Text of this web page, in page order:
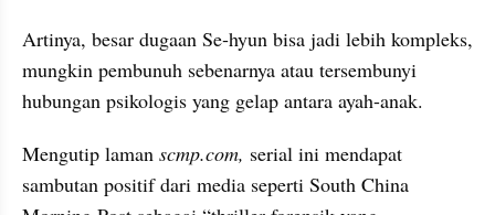
Artinya, besar dugaan Se‑hyun bisa jadi lebih kompleks,
mungkin pembunuh sebenarnya atau tersembunyi
hubungan psikologis yang gelap antara ayah-anak.
Mengutip laman scmp.com, serial ini mendapat
sambutan positif dari media seperti South China